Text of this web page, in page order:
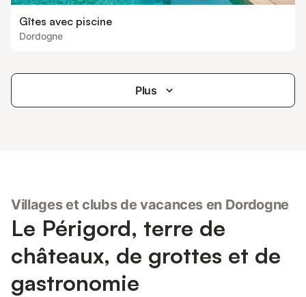
Gîtes avec piscine
Dordogne
Plus
Villages et clubs de vacances en Dordogne
Le Périgord, terre de
châteaux, de grottes et de
gastronomie